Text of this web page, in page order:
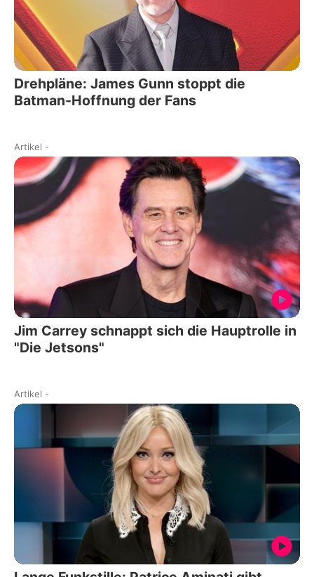
Drehpläne: James Gunn stoppt die
Batman-Hoffnung der Fans
Artikel -
Jim Carrey schnappt sich die Hauptrolle in
"Die Jetsons"
Artikel -